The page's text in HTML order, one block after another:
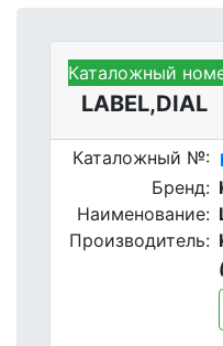
Kubota
LABEL,DIAL
Каталожный №:
Бренд:
Наименование:
Производитель:
Каталожный